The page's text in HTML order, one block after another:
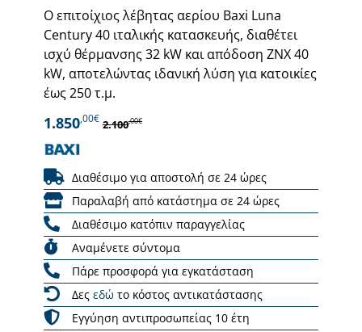
Ο επιτοίχιος λέβητας αερίου Baxi Luna
Century 40 ιταλικής κατασκευής, διαθέτει
ισχύ θέρμανσης 32 kW και απόδοση ΖΝΧ 40
kW, αποτελώντας ιδανική λύση για κατοικίες
έως 250 τ.μ.
1.850,00€ 2.100,00€
Διαθέσιμο για αποστολή σε 24 ώρες
Παραλαβή από κατάστημα σε 24 ώρες
Διαθέσιμο κατόπιν παραγγελίας
Αναμένετε σύντομα
Πάρε προσφορά για εγκατάσταση
Δες εδώ το κόστος αντικατάστασης
Εγγύηση αντιπροσωπείας 10 έτη